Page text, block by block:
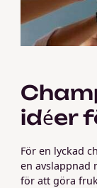
idéer
För en lyckad
en avslappnad
för att göra